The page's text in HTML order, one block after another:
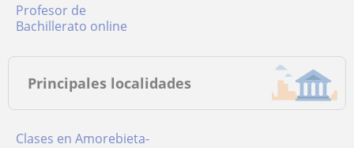
Profesor de
Bachillerato online
Principales localidades
Clases en Amorebieta-